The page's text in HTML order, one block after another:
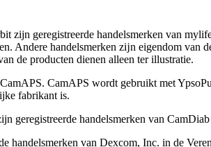
zijn geregistreerde handelsmerken van
Andere handelsmerken zĳn eigendom van
de producten dienen alleen ter illustratie.
CamAPS wordt gebruikt met
fabrikant is.
geregistreerde handelsmerken van
handelsmerken van Dexcom, Inc. in de